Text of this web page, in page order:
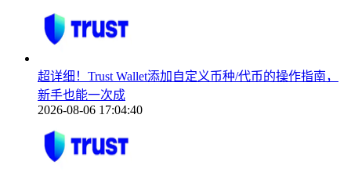
超详细！Trust Wallet添加自定义币种/代币的操作指南，
新手也能一次成
2026-08-06 17:04:40